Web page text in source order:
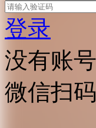
登录
没有账
微信扫